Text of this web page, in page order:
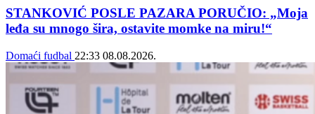
STANKOVIĆ POSLE PAZARA PORUČIO: „Moja
leđa su mnogo šira, ostavite momke na miru!“
Domaći fudbal 22:33 08.08.2026.